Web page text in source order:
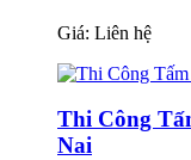
Giá: Liên hệ
Thi Công
Nai